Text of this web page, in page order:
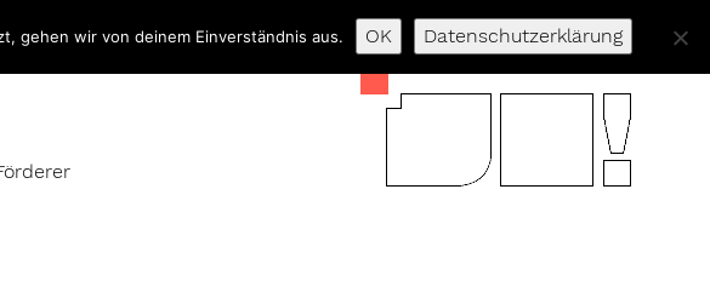
gehen wir von deinem Einverständnis aus. OK Datenschutzerklärung